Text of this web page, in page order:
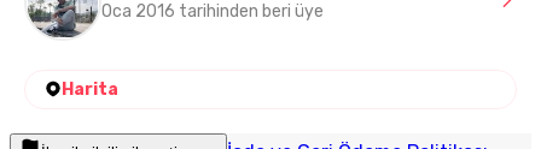
Oca 2016 tarihinden beri üye
Harita